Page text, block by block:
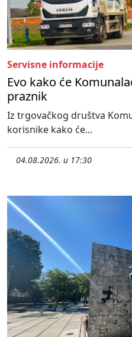
Servisne informacije
Evo kako će
praznik
Iz trgovačkog društva
korisnike kako će...
04.08.2026. u 17:30